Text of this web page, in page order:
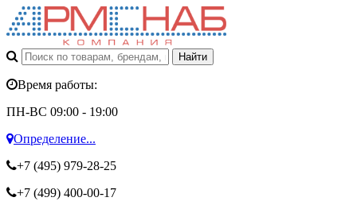
Время работы:
ПН-ВС 09:00 - 19:00
Определение...
+7 (495) 979-28-25
+7 (499) 400-00-17